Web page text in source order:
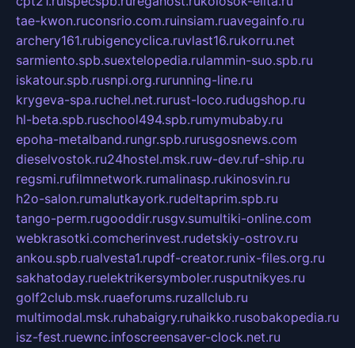
tae-kwon.ruconsrio.com.ruinsiam.ruavegainfo.ru
archery161.rubigencyclica.ruvlast16.rukorru.net
sarmiento.spb.suextelopedia.rulammin-suo.spb.ru
iskatour.spb.rusnpi.org.rurunning-line.ru
krygeva-spa.ruchel.net.rurust-loco.rudugshop.ru
hl-beta.spb.ruschool494.spb.rumymubaby.ru
epoha-metalband.rungr.spb.rurusgosnews.com
dieselvostok.ru24hostel.msk.ruw-dev.ruf-ship.ru
regsmi.rufilmnetwork.rumalinasp.rukinosvin.ru
h2o-salon.rumalutkayork.rudeltaprim.spb.ru
tango-perm.rugooddir.rusgv.sumultiki-online.com
webkrasotki.comcherinvest.rudetskiy-ostrov.ru
ankou.spb.rualvesta1.rupdf-creator.runix-files.org.ru
sakhatoday.ruelektrikersymboler.rusputnikyes.ru
golf2club.msk.ruaeforums.ruzallclub.ru
multimodal.msk.ruhabaigry.ruhaikko.rusobakopedia.ru
isz-fest.ruewnc.infoscreensaver-clock.net.ru